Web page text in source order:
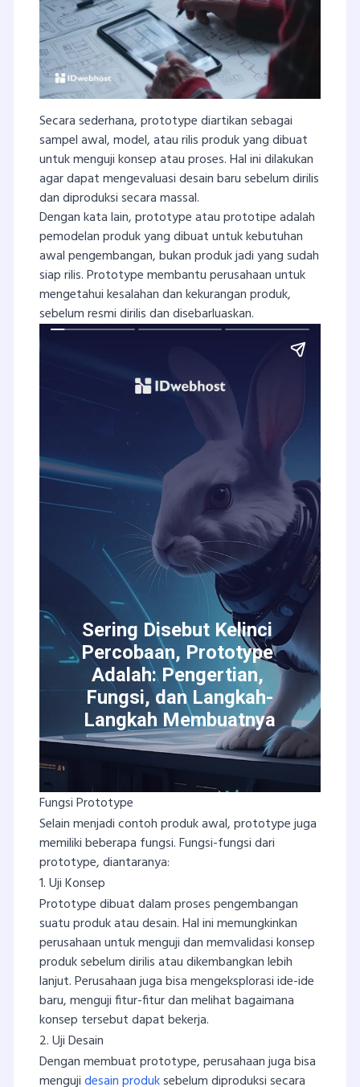
Secara sederhana, prototype diartikan sebagai
sampel awal, model, atau rilis produk yang dibuat
untuk menguji konsep atau proses. Hal ini dilakukan
agar dapat mengevaluasi desain baru sebelum dirilis
dan diproduksi secara massal.
Dengan kata lain, prototype atau prototipe adalah
pemodelan produk yang dibuat untuk kebutuhan
awal pengembangan, bukan produk jadi yang sudah
siap rilis. Prototype membantu perusahaan untuk
mengetahui kesalahan dan kekurangan produk,
sebelum resmi dirilis dan disebarluaskan.
Fungsi Prototype
Selain menjadi contoh produk awal, prototype juga
memiliki beberapa fungsi. Fungsi-fungsi dari
prototype, diantaranya:
1. Uji Konsep
Prototype dibuat dalam proses pengembangan
suatu produk atau desain. Hal ini memungkinkan
perusahaan untuk menguji dan memvalidasi konsep
produk sebelum dirilis atau dikembangkan lebih
lanjut. Perusahaan juga bisa mengeksplorasi ide-ide
baru, menguji fitur-fitur dan melihat bagaimana
konsep tersebut dapat bekerja.
2. Uji Desain
Dengan membuat prototype, perusahaan juga bisa
mengujidesain produksebelum diproduksi secara